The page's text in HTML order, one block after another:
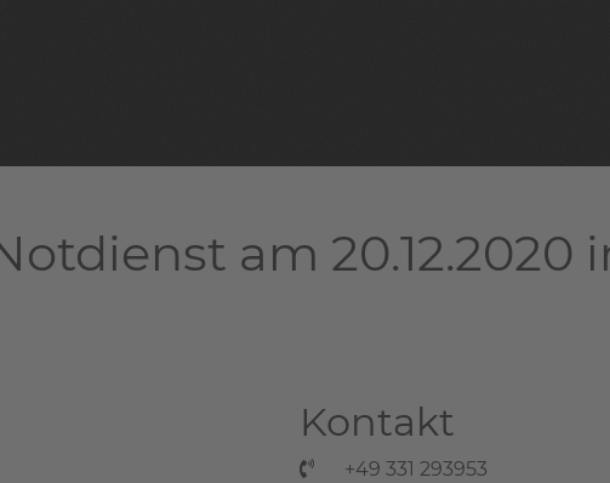
am 20.12.2020
Kontakt
+49 331 293953